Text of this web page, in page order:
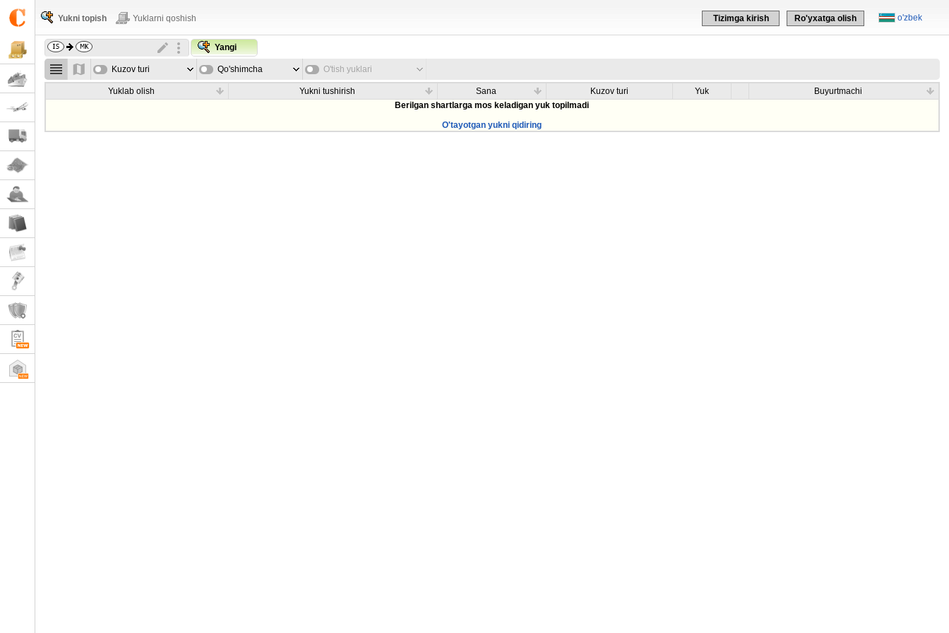
o'zbek
Tizimga kirish Ro'yxatga olish
Yukni topish Yuklarni qoshish
Yangi
Kuzov turi Qo'shimcha
parametrla
O'tish yuklari
Yuklab olish Yukni tushirish Sana Kuzov turi Yuk
Buyurtmachi
Berilgan shartlarga mos keladigan yuk topilmadi
O'tayotgan yukni qidiring